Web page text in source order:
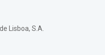
Lisboa, S.A.